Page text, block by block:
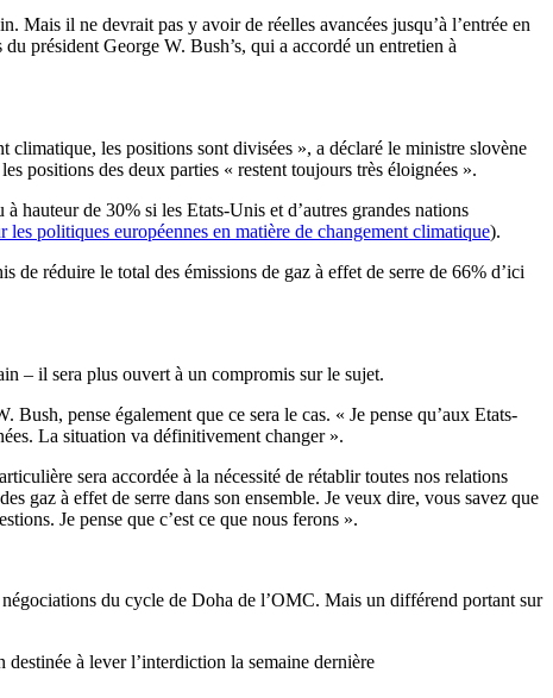
Mais il ne devrait pas y avoir de réelles avancées jusqu’à l’entrée en
président George W. Bush’s, qui a accordé un entretien à
climatique, les positions sont divisées », a déclaré le ministre slovène
positions des deux parties « restent toujours très éloignées ».
hauteur de 30% si les Etats-Unis et d’autres grandes nations
les politiques européennes en matière de changement climatique).
réduire le total des émissions de gaz à effet de serre de 66% d’ici
– il sera plus ouvert à un compromis sur le sujet.
pense également que ce sera le cas. « Je pense qu’aux Etats-
La situation va définitivement changer ».
sera accordée à la nécessité de rétablir toutes nos relations
gaz à effet de serre dans son ensemble. Je veux dire, vous savez que
Je pense que c’est ce que nous ferons ».
négociations du cycle de Doha de l’OMC. Mais un différend portant sur
à lever l’interdiction la semaine dernière